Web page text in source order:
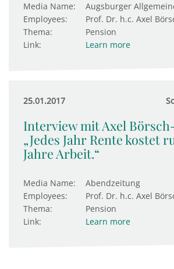
Media Name:
Augsburger
Employees:
Prof. Dr. h.c. Axel
Thema:
Pension
Link:
Learn more
25.01.2017
Interview mit Axel
„Jedes Jahr Rente kostet
Jahre Arbeit.“
Media Name:
Abendzeitung
Employees:
Prof. Dr. h.c. Axel
Thema:
Pension
Link:
Learn more